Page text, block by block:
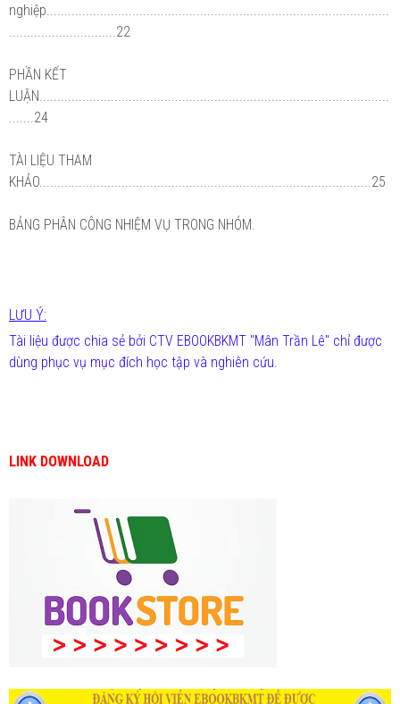
nghiệp................................................................................................
..............................22
PHẦN KẾT
LUẬN..................................................................................................
.......24
TÀI LIỆU THAM
KHẢO.............................................................................................25
BẢNG PHÂN CÔNG NHIỆM VỤ TRONG NHÓM.
LƯU Ý:
Tài liệu được chia sẻ bởi CTV EBOOKBKMT "Mân Trần Lê" chỉ được
dùng phục vụ mục đích học tập và nghiên cứu.
LINK DOWNLOAD